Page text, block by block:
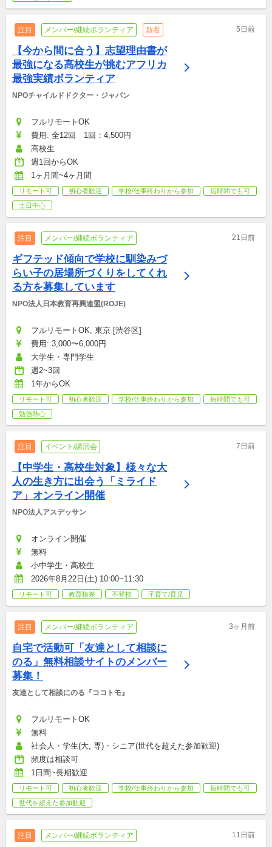
注目 メンバー/継続ボランティア 新着 5日前
【今から間に合う】志望理由書が
最強になる高校生が挑むアフリカ
最強実績ボランティア
NPOチャイルドドクター・ジャパン
フルリモートOK
費用: 全12回　1回：4,500円
高校生
週1回からOK
1ヶ月間~4ヶ月間
リモート可 初心者歓迎 学校/仕事終わりから参加
短時間でも可
土日中心
注目 メンバー/継続ボランティア 21日前
ギフテッド傾向で学校に馴染みづ
らい子の居場所づくりをしてくれ
る方を募集しています
NPO法人日本教育再興連盟(ROJE)
フルリモートOK, 東京 [渋谷区]
費用: 3,000〜6,000円
大学生・専門学生
週2~3回
1年からOK
リモート可 初心者歓迎 学校/仕事終わりから参加
短時間でも可
勉強熱心
注目 イベント/講演会 7日前
【中学生・高校生対象】様々な大
人の生き方に出会う「ミライド
ア」オンライン開催
NPO法人アスデッサン
オンライン開催
無料
小中学生・高校生
2026年8月22日(土) 10:00~11:30
リモート可 教育格差 不登校 子育て/育児
注目 メンバー/継続ボランティア 3ヶ月前
自宅で活動可「友達として相談に
のる」無料相談サイトのメンバー
募集！
友達として相談にのる『ココトモ』
フルリモートOK
無料
社会人・学生(大, 専)・シニア(世代を超えた参加歓迎)
頻度は相談可
1日間~長期歓迎
リモート可 初心者歓迎 学校/仕事終わりから参加
短時間でも可
世代を超えた参加歓迎
注目 メンバー/継続ボランティア 11日前